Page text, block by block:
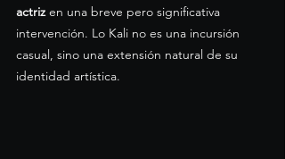
actriz en una breve pero significativa
intervención. Lo Kali no es una incursión
casual, sino una extensión natural de su
identidad artística.